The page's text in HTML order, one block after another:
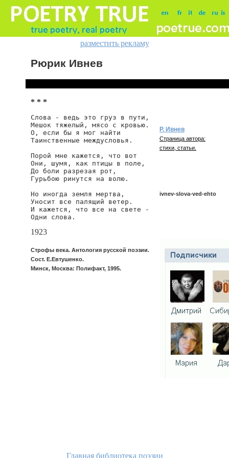
разместить рекламу
Рюрик Ивнев
* * *
Слова - ведь это груз в пути,
Мешок тяжелый, мясо с кровью.
О, если бы я мог найти
Таинственные междусловья.
Порой мне кажется, что вот
Они, шумя, как птицы в поле,
До боли разрезая рот,
Гурьбою ринутся на волю.
Но иногда земля мертва,
Уносит все палящий ветер.
И кажется, что все на свете -
Одни слова.
1923
Строфы века. Антология русской поэзии.
Сост. Е.Евтушенко.
Минск, Москва: Полифакт, 1995.
Р. Ивнев
Страница автора:
стихи, статьи.
ivnev-slova-ved-ehto
Главная библиотека поэзии